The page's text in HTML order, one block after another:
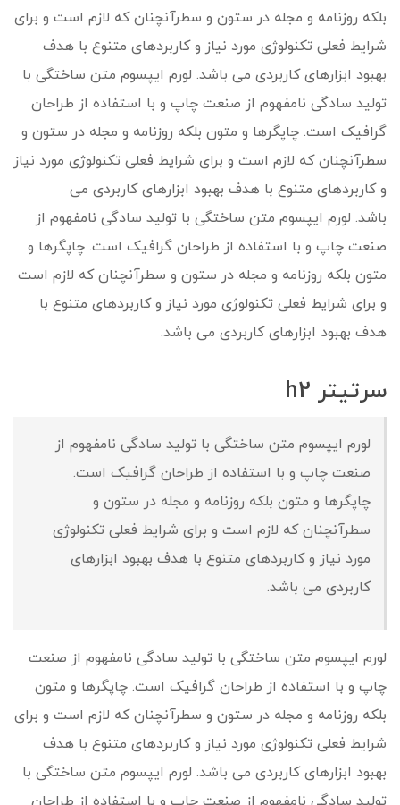
بلکه روزنامه و مجله در ستون و سطرآنچنان که لازم است و برای
شرایط فعلی تکنولوژی مورد نیاز و کاربردهای متنوع با هدف
بهبود ابزارهای کاربردی می باشد. لورم ایپسوم متن ساختگی با
تولید سادگی نامفهوم از صنعت چاپ و با استفاده از طراحان
گرافیک است. چاپگرها و متون بلکه روزنامه و مجله در ستون و
سطرآنچنان که لازم است و برای شرایط فعلی تکنولوژی مورد نیاز
و کاربردهای متنوع با هدف بهبود ابزارهای کاربردی می
باشد. لورم ایپسوم متن ساختگی با تولید سادگی نامفهوم از
صنعت چاپ و با استفاده از طراحان گرافیک است. چاپگرها و
متون بلکه روزنامه و مجله در ستون و سطرآنچنان که لازم است
و برای شرایط فعلی تکنولوژی مورد نیاز و کاربردهای متنوع با
هدف بهبود ابزارهای کاربردی می باشد.
سرتیتر h2
لورم ایپسوم متن ساختگی با تولید سادگی نامفهوم از
صنعت چاپ و با استفاده از طراحان گرافیک است.
چاپگرها و متون بلکه روزنامه و مجله در ستون و
سطرآنچنان که لازم است و برای شرایط فعلی تکنولوژی
مورد نیاز و کاربردهای متنوع با هدف بهبود ابزارهای
کاربردی می باشد.
لورم ایپسوم متن ساختگی با تولید سادگی نامفهوم از صنعت
چاپ و با استفاده از طراحان گرافیک است. چاپگرها و متون
بلکه روزنامه و مجله در ستون و سطرآنچنان که لازم است و برای
شرایط فعلی تکنولوژی مورد نیاز و کاربردهای متنوع با هدف
بهبود ابزارهای کاربردی می باشد. لورم ایپسوم متن ساختگی با
تولید سادگی نامفهوم از صنعت چاپ و با استفاده از طراحان